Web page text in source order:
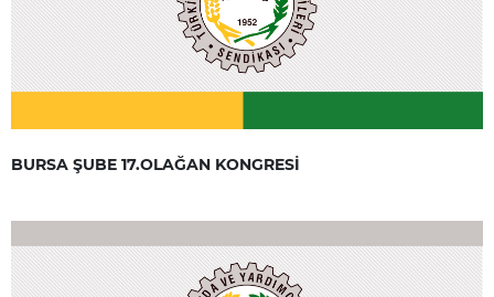
BURSA ŞUBE 17.OLAĞAN KONGRESİ